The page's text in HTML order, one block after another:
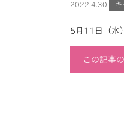
2022. 4.30 キ
5月11日（水
この記事